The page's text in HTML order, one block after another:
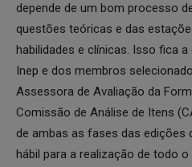
depende de um bom processo
questões teóricas e das
habilidades e clínicas. Isso fica
Inep e dos membros
Assessora de Avaliação da
Comissão de Análise de Itens
de ambas as fases das edições
hábil para a realização de todo